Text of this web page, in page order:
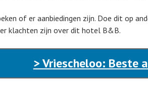
of er aanbiedingen zijn. Doe dit op
klachten zijn over dit hotel B&B.
> Vriescheloo: Beste